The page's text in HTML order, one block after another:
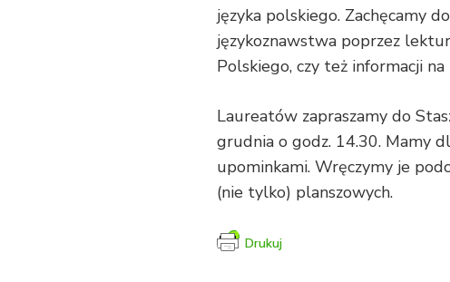
języka polskiego. Zachęcamy
językoznawstwa poprzez
Polskiego, czy też informacji
Laureatów zapraszamy do
grudnia o godz. 14.30. Mamy
upominkami. Wręczymy je
(nie tylko) planszowych.
Drukuj